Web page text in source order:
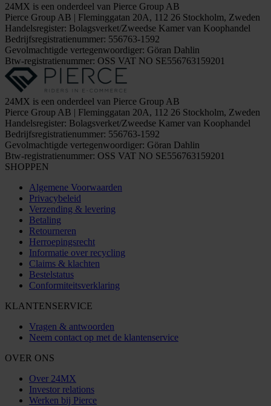
24MX is een onderdeel van Pierce Group AB
Pierce Group AB | Fleminggatan 20A, 112 26 Stockholm, Zweden
Handelsregister: Bolagsverket/Zweedse Kamer van Koophandel
Bedrijfsregistratienummer: 556763-1592
Gevolmachtigde vertegenwoordiger: Göran Dahlin
Btw-registratienummer: OSS VAT NO SE556763159201
24MX is een onderdeel van Pierce Group AB
Pierce Group AB | Fleminggatan 20A, 112 26 Stockholm, Zweden
Handelsregister: Bolagsverket/Zweedse Kamer van Koophandel
Bedrijfsregistratienummer: 556763-1592
Gevolmachtigde vertegenwoordiger: Göran Dahlin
Btw-registratienummer: OSS VAT NO SE556763159201
SHOPPEN
Algemene Voorwaarden
Privacybeleid
Verzending & levering
Betaling
Retourneren
Herroepingsrecht
Informatie over recycling
Claims & klachten
Bestelstatus
Conformiteitsverklaring
KLANTENSERVICE
Vragen & antwoorden
Neem contact op met de klantenservice
OVER ONS
Over 24MX
Investor relations
Werken bij Pierce